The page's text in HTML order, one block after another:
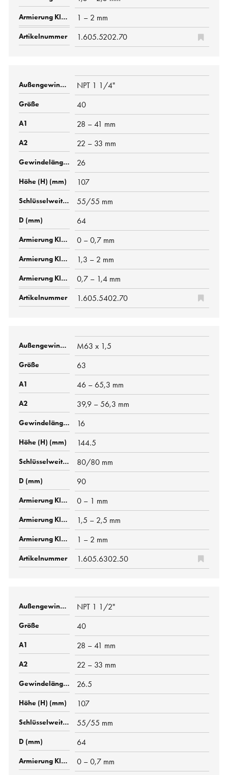
1 – 2 mm
1.605.5202.70
NPT 1 1/4"
40
28 – 41 mm
22 – 33 mm
26
107
55/55 mm
64
0 – 0,7 mm
1,3 – 2 mm
0,7 – 1,4 mm
1.605.5402.70
M63 x 1,5
63
46 – 65,3 mm
39,9 – 56,3 mm
16
144.5
80/80 mm
90
0 – 1 mm
1,5 – 2,5 mm
1 – 2 mm
1.605.6302.50
NPT 1 1/2"
40
28 – 41 mm
22 – 33 mm
26.5
107
55/55 mm
64
0 – 0,7 mm